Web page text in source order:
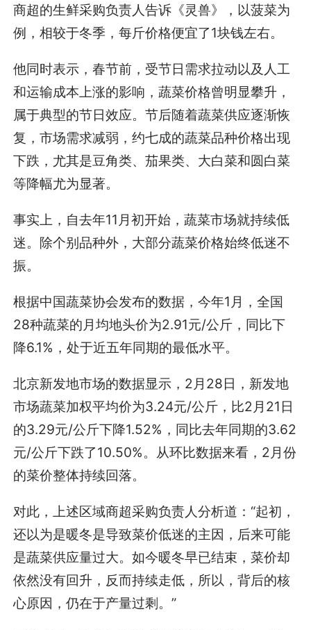
商超的生鲜采购负责人告诉《灵兽》，以菠菜为
例，相较于冬季，每斤价格便宜了1块钱左右。
他同时表示，春节前，受节日需求拉动以及人工
和运输成本上涨的影响，蔬菜价格曾明显攀升，
属于典型的节日效应。节后随着蔬菜供应逐渐恢
复，市场需求减弱，约七成的蔬菜品种价格出现
下跌，尤其是豆角类、茄果类、大白菜和圆白菜
等降幅尤为显著。
事实上，自去年11月初开始，蔬菜市场就持续低
迷。除个别品种外，大部分蔬菜价格始终低迷不
振。
根据中国蔬菜协会发布的数据，今年1月，全国
28种蔬菜的月均地头价为2.91元/公斤，同比下
降6.1%，处于近五年同期的最低水平。
北京新发地市场的数据显示，2月28日，新发地
市场蔬菜加权平均价为3.24元/公斤，比2月21日
的3.29元/公斤下降1.52%，同比去年同期的3.62
元/公斤下跌了10.50%。从环比数据来看，2月份
的菜价整体持续回落。
对此，上述区域商超采购负责人分析道：“起初，
还以为是暖冬是导致菜价低迷的主因，后来可能
是蔬菜供应量过大。如今暖冬早已结束，菜价却
依然没有回升，反而持续走低，所以，背后的核
心原因，仍在于产量过剩。”